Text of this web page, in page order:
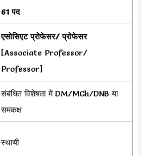
61 पद
एसोसिएट प्रोफेसर/ प्रोफेसर
[Associate Professor/
Professor]
संबंधित विशेषता में DM/MCh/DNB या
समकक्ष
स्थायी